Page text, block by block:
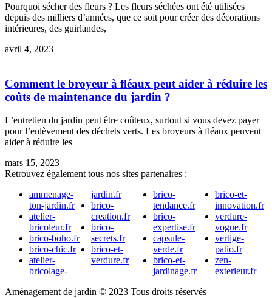
Pourquoi sécher des fleurs ? Les fleurs séchées ont été utilisées
depuis des milliers d’années, que ce soit pour créer des décorations
intérieures, des guirlandes,
avril 4, 2023
Comment le broyeur à fléaux peut aider à réduire les
coûts de maintenance du jardin ?
L’entretien du jardin peut être coûteux, surtout si vous devez payer
pour l’enlèvement des déchets verts. Les broyeurs à fléaux peuvent
aider à réduire les
mars 15, 2023
Retrouvez également tous nos sites partenaires :
ammenage-
ton-jardin.fr
atelier-
bricoleur.fr
brico-boho.fr
brico-chic.fr
atelier-
bricolage-
jardin.fr
brico-
creation.fr
brico-
secrets.fr
brico-et-
verdure.fr
brico-
tendance.fr
brico-
expertise.fr
capsule-
verde.fr
brico-et-
jardinage.fr
brico-et-
innovation.fr
verdure-
vogue.fr
vertige-
patio.fr
zen-
exterieur.fr
Aménagement de jardin © 2023 Tous droits réservés